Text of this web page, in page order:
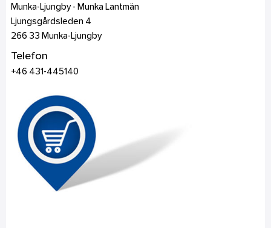
Munka-Ljungby - Munka Lantmän
Ljungsgårdsleden 4
266 33 Munka-Ljungby
Telefon
+46 431-445140